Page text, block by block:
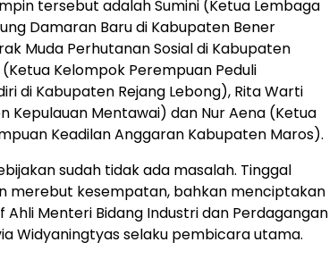
tersebut adalah Sumini (Ketua Lembaga
Damaran Baru di Kabupaten Bener
Muda Perhutanan Sosial di Kabupaten
Kelompok Perempuan Peduli
di Kabupaten Rejang Lebong), Rita Warti
Kepulauan Mentawai) dan Nur Aena (Ketua
Keadilan Anggaran Kabupaten Maros).
sudah tidak ada masalah. Tinggal
merebut kesempatan, bahkan menciptakan
Ahli Menteri Bidang Industri dan Perdagangan
Widyaningtyas selaku pembicara utama.